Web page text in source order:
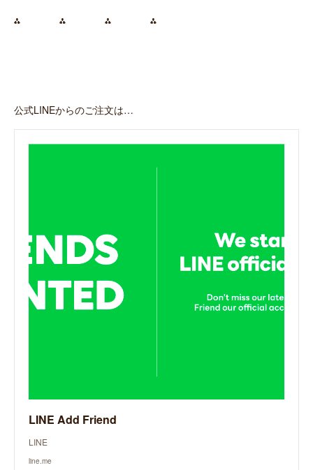
⁂ ⁂ ⁂ ⁂
公式LINEからのご注文は…
LINE Add Friend
LINE
line.me